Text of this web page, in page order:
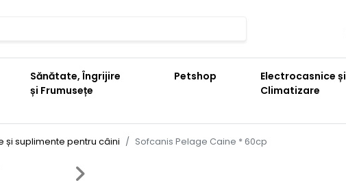
Sănătate, Îngrijire
și Frumusețe
Petshop
Electrocasnice și
Climatizare
și suplimente pentru câini Sofcanis Pelage Caine * 60cp
Next